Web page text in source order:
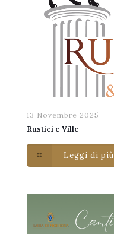
13 Novembre 2025
Rustici e Ville
Leggi di più